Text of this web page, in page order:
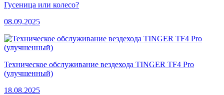
Гусеница или колесо?
08.09.2025
Техническое обслуживание вездехода TINGER TF4 Pro
(улучшенный)
18.08.2025